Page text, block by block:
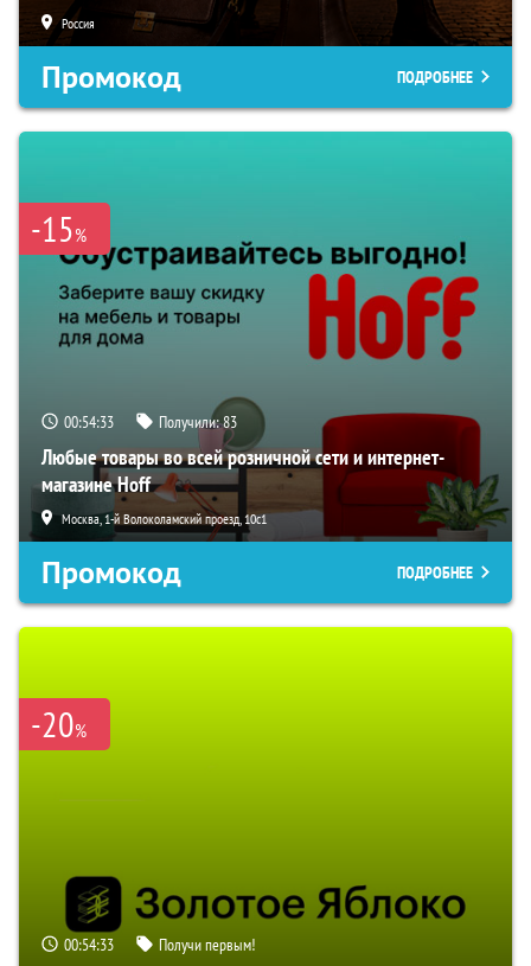
Россия
Промокод ПОДРОБНЕЕ
-15%
00:54:32 Получили:83
Любые товары во всей розничной сети и интернет-
магазине Hoff
Москва, 1-й Волоколамский проезд, 10с1
Промокод ПОДРОБНЕЕ
-20%
00:54:32 Получи первым!